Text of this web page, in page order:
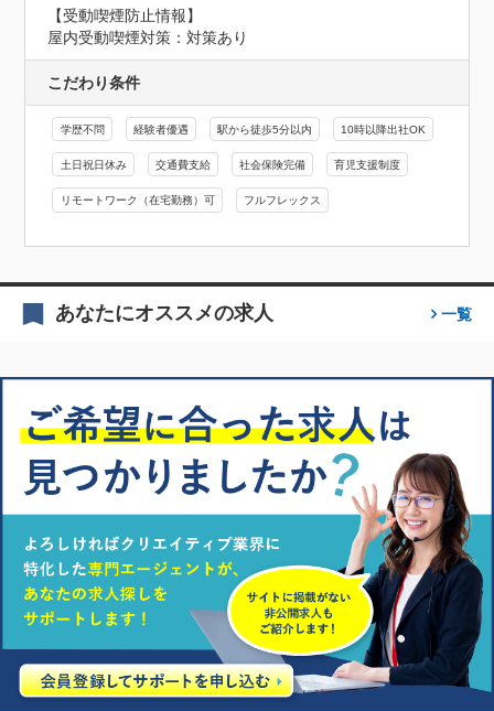
【受動喫煙防止情報】
屋内受動喫煙対策：対策あり
こだわり条件
学歴不問 経験者優遇 駅から徒歩5分以内 10時以降出社OK
土日祝日休み 交通費支給 社会保険完備 育児支援制度
リモートワーク（在宅勤務）可 フルフレックス
あなたにオススメの求人 一覧